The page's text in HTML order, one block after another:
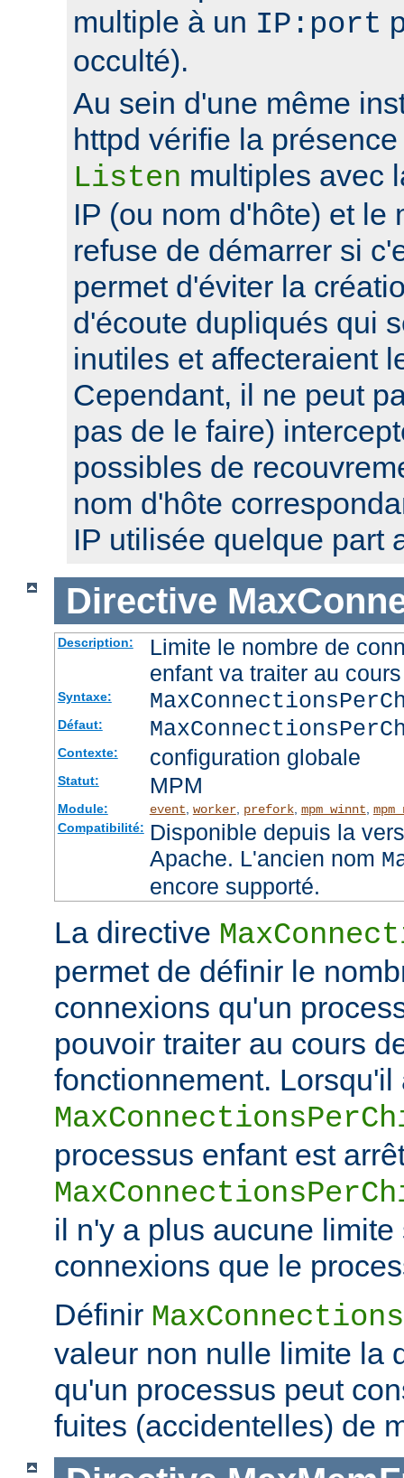
multiple à un IP:port
occulté).
Au sein d'une même
httpd vérifie la
Listen multiples avec
IP (ou nom d'hôte) et le
refuse de démarrer si
permet d'éviter la
d'écoute dupliqués qui
inutiles et affecteraient
Cependant, il ne peut
pas de le faire)
possibles de
nom d'hôte
IP utilisée quelque part
Directive
Description:
Limite le nombre de
enfant va traiter au
Syntaxe:
Défaut:
Contexte: configuration globale
Statut: MPM
Module: event worker, prefork, mpm_winnt
Compatibilité: Disponible depuis la
Apache. L'ancien nom
encore supporté.
La directive
permet de définir le
connexions qu'un
pouvoir traiter au cours
fonctionnement. Lorsqu'il
processus enfant est
il n'y a plus aucune
connexions que le
Définir
valeur non nulle limite la
qu'un processus peut
fuites (accidentelles) de